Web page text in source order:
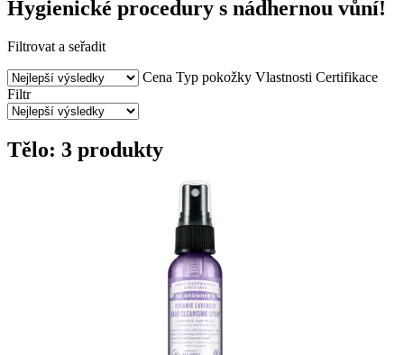
Hygienické procedury s nádhernou vůní!
Filtrovat a seřadit
Cena Typ pokožky Vlastnosti Certifikace
Filtr
Tělo: 3 produkty